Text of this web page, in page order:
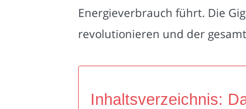
Energieverbrauch führt. Die
revolutionieren und der
Inhaltsverzeichnis: